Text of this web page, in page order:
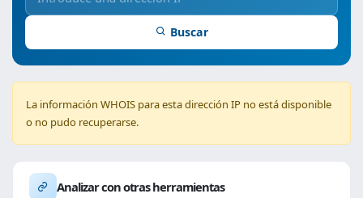
Buscar
La información WHOIS para esta dirección IP no está disponible
o no pudo recuperarse.
Analizar con otras herramientas